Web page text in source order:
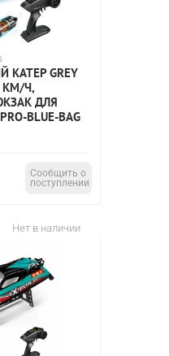
GREY
КМ/Ч,
ДЛЯ
BLUE-BAG
Сообщить о
поступлении
Нет в наличии